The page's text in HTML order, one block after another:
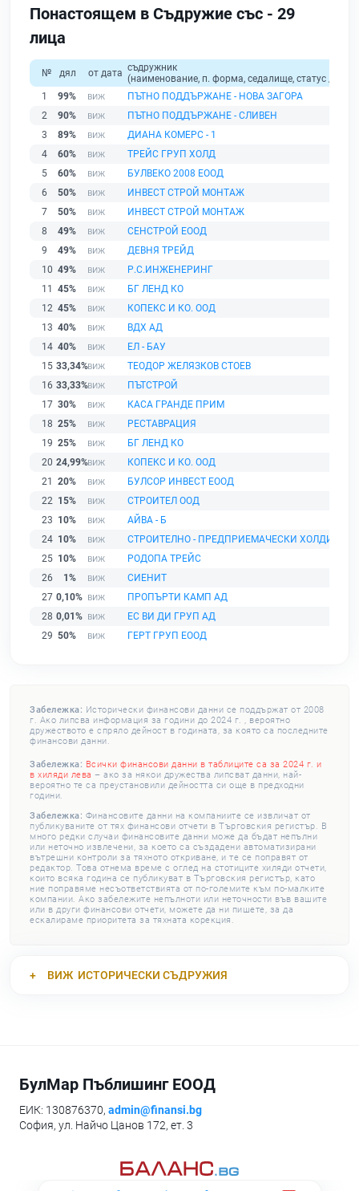
Понастоящем в Съдружие със - 29
лица
№ дял от дата съдружник
(наименование, п. форма, седалище, статус /
1
99%
ПЪТНО ПОДДЪРЖАНЕ - НОВА ЗАГОРА
2
90%
ПЪТНО ПОДДЪРЖАНЕ - СЛИВЕН
3
89%
ДИАНА КОМЕРС - 1
4
60%
ТРЕЙС ГРУП ХОЛД
5
60%
БУЛВЕКО 2008 ЕООД
6
50%
ИНВЕСТ СТРОЙ МОНТАЖ
7
50%
ИНВЕСТ СТРОЙ МОНТАЖ
8
49%
СЕНСТРОЙ ЕООД
9
49%
ДЕВНЯ ТРЕЙД
10 49%
Р.С.ИНЖЕНЕРИНГ
11 45%
БГ ЛЕНД КО
12 45%
КОПЕКС И КО. ООД
13 40%
ВДХ АД
14 40%
ЕЛ - БАУ
15 33,34%
ТЕОДОР ЖЕЛЯЗКОВ СТОЕВ
16 33,33%
ПЪТСТРОЙ
17 30%
КАСА ГРАНДЕ ПРИМ
18 25%
РЕСТАВРАЦИЯ
19 25%
БГ ЛЕНД КО
20 24,99%
КОПЕКС И КО. ООД
21 20%
БУЛСОР ИНВЕСТ ЕООД
22 15%
СТРОИТЕЛ ООД
23 10%
АЙВА - Б
24 10%
СТРОИТЕЛНО - ПРЕДПРИЕМАЧЕСКИ ХОЛДИНГ
25 10%
РОДОПА ТРЕЙС
26
1%
СИЕНИТ
27 0,10%
ПРОПЪРТИ КАМП АД
28 0,01%
ЕС ВИ ДИ ГРУП АД
29 50% ГЕРТ ГРУП ЕООД
Забележка: Исторически финансови данни се поддържат от 2008
г. Ако липсва информация за години до 2024 г. , вероятно
дружеството е спряло дейност в годината, за която са последните
финансови данни.
Забележка: Всички финансови данни в таблиците са за 2024 г. и
в хиляди лева – ако за някои дружества липсват данни, най-
вероятно те са преустановили дейността си още в предходни
години.
Забележка: Финансовите данни на компаниите се извличат от
публикуваните от тях финансови отчети в Търговския регистър. В
много редки случаи финансовите данни може да бъдат непълни
или неточно извлечени, за което са създадени автоматизирани
вътрешни контроли за тяхното откриване, и те се поправят от
редактор. Това отнема време с оглед на стотиците хиляди отчети,
които всяка година се публикуват в Търговския регистър, като
ние поправяме несъответствията от по-големите към по-малките
компании. Ако забележите непълноти или неточности във вашите
или в други финансови отчети, можете да ни пишете, за да
ескалираме приоритета за тяхната корекция.
ВИЖ ИСТОРИЧЕСКИ СЪДРУЖИЯ
БулМар Пъблишинг ЕООД
ЕИК: 130876370, admin@finansi.bg
София, ул. Найчо Цанов 172, ет. 3